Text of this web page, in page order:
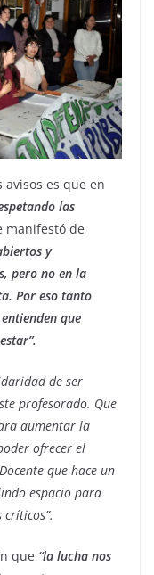
es que en
las
manifestó de
y
pero no en la
Por eso tanto
que
de ser
profesorado. Que
aumentar la
ofrecer el
que hace un
espacio para
que “la lucha nos